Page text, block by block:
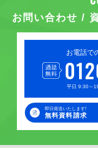
お問い合わせ /
お電話で
平日 9:30～
即日発送いたします!
無料資料請求